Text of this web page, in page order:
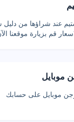
عند شراؤها من دليل
قم بزيارة موقعنا
موبايل
موبايل على حسابك